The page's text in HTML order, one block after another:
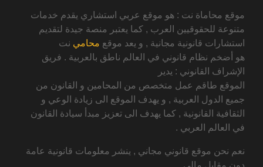
موقع محاماة نت : هو موقع عربي استشاري يقدم خدمات
متنوعة للحقوقيين العرب , كما يعتبر منصة جيدة لتقديم
استشارات قانونية مجانية , و يعد موقع محامي نت
هو أضخم نظام قانوني في العالم ناطق بالعربية . فريق
الإشراف القانوني : يدير
الموقع طاقم عمل متخصص من المحامين و القانون من
جميع الدول العربية , و يهدف الموقع الى زيادة الوعي و
الثقافية القانونية , كما يهدف الى تعزيز مبدأ سيادة القانون
في العالم العربي .
نعم نحن موقع قانوني مجاني , ينشر معلومات قانونية عامة